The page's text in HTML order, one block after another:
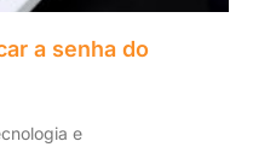
a senha do
e